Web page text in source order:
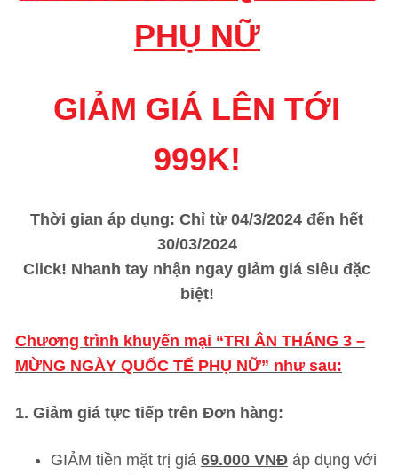
PHỤ NỮ
GIẢM GIÁ LÊN TỚI
999K!
Thời gian áp dụng: Chỉ từ 04/3/2024 đến hết
30/03/2024
Click! Nhanh tay nhận ngay giảm giá siêu đặc
biệt!
Chương trình khuyến mại “TRI ÂN THÁNG 3 –
MỪNG NGÀY QUỐC TẾ PHỤ NỮ” như sau:
1. Giảm giá tực tiếp trên Đơn hàng:
GIẢM tiền mặt trị giá 69.000 VNĐ áp dụng với